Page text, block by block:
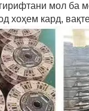
мол ба
хоҳем кард,